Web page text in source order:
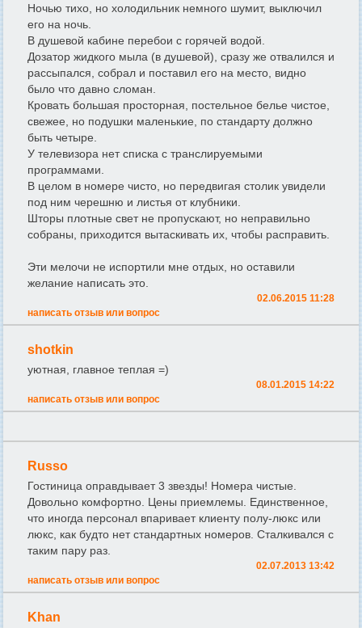
Ночью тихо, но холодильник немного шумит, выключил
его на ночь.
В душевой кабине перебои с горячей водой.
Дозатор жидкого мыла (в душевой), сразу же отвалился и
рассыпался, собрал и поставил его на место, видно
было что давно сломан.
Кровать большая просторная, постельное белье чистое,
свежее, но подушки маленькие, по стандарту должно
быть четыре.
У телевизора нет списка с транслируемыми
программами.
В целом в номере чисто, но передвигая столик увидели
под ним черешню и листья от клубники.
Шторы плотные свет не пропускают, но неправильно
собраны, приходится вытаскивать их, чтобы расправить.
Эти мелочи не испортили мне отдых, но оставили
желание написать это.
02.06.2015 11:28
написать отзыв или вопрос
shotkin
уютная, главное теплая =)
08.01.2015 14:22
написать отзыв или вопрос
Russo
Гостиница оправдывает 3 звезды! Номера чистые.
Довольно комфортно. Цены приемлемы. Единственное,
что иногда персонал впаривает клиенту полу-люкс или
люкс, как будто нет стандартных номеров. Сталкивался с
таким пару раз.
02.07.2013 13:42
написать отзыв или вопрос
Khan